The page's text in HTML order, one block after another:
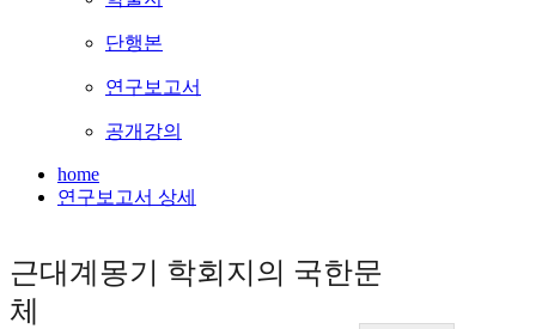
단행본
연구보고서
공개강의
home
연구보고서 상세
근대계몽기 학회지의 국한문
체